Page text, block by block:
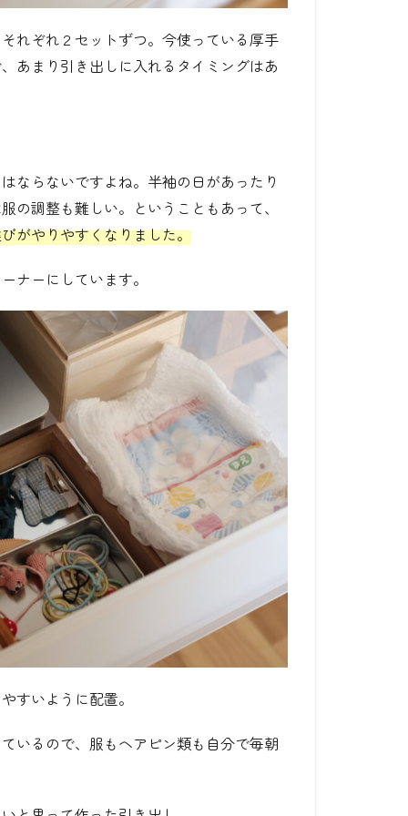
れぞれ２セットずつ。今使っている厚手
あまり引き出しに入れるタイミングはあ
ならないですよね。半袖の日があったり
の調整も難しい。ということもあって、
がやりやすくなりました。
ナーにしています。
すいように配置。
いるので、服もヘアピン類も自分で毎朝